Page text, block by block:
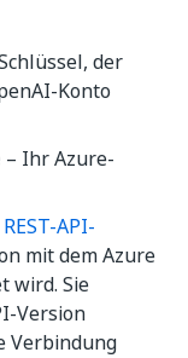
der
Konto
– Ihr Azure-
REST-API-
mit dem Azure
wird. Sie
Version
Verbindung